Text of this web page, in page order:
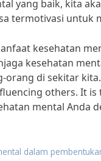
yang baik, kita
termotivasi untuk
kesehatan
kesehatan
di sekitar
others. It
mental Anda
dalam